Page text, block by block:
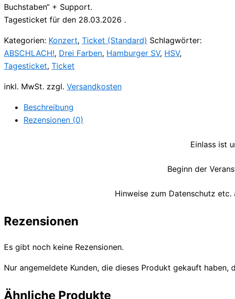
Buchstaben“ + Support.
Tagesticket für den 28.03.2026 .
Kategorien: Konzert, Ticket (Standard) Schlagwörter:
ABSCHLACH!, Drei Farben, Hamburger SV, HSV,
Tagesticket, Ticket
inkl. MwSt. zzgl. Versandkosten
Beschreibung
Rezensionen (0)
Einlass ist
Beginn der
Hinweise zum Datenschutz
Rezensionen
Es gibt noch keine Rezensionen.
Nur angemeldete Kunden, die dieses Produkt gekauft haben,
Ähnliche Produkte